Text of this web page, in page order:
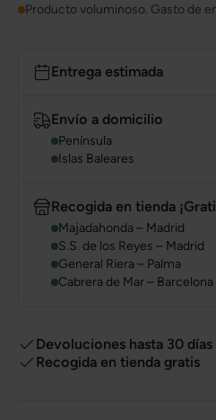
Producto voluminoso. Gasto de
Entrega estimada
Envío a domicilio
Península
Islas Baleares
Recogida en tienda
Majadahonda – Madrid
S.S. de los Reyes – Madrid
General Riera – Palma
Cabrera de Mar – Barcelona
Devoluciones hasta 30 días
Recogida en tienda gratis